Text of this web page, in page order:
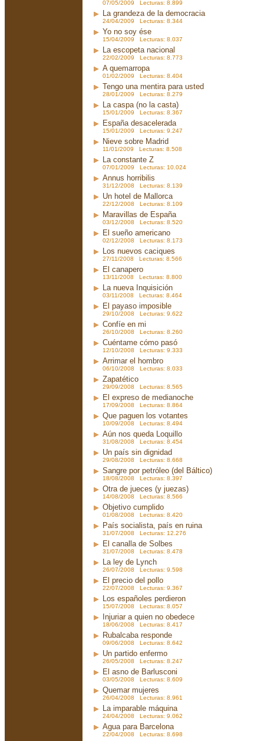
07/05/2009 Lecturas: 8.899
La grandeza de la democracia
24/04/2009 Lecturas: 8.344
Yo no soy ése
15/04/2009 Lecturas: 8.037
La escopeta nacional
22/02/2009 Lecturas: 8.773
A quemarropa
01/02/2009 Lecturas: 8.404
Tengo una mentira para usted
28/01/2009 Lecturas: 8.279
La caspa (no la casta)
15/01/2009 Lecturas: 8.367
España desacelerada
15/01/2009 Lecturas: 9.247
Nieve sobre Madrid
11/01/2009 Lecturas: 8.508
La constante Z
07/01/2009 Lecturas: 10.024
Annus horribilis
31/12/2008 Lecturas: 8.139
Un hotel de Mallorca
22/12/2008 Lecturas: 8.109
Maravillas de España
03/12/2008 Lecturas: 8.520
El sueño americano
02/12/2008 Lecturas: 8.173
Los nuevos caciques
27/11/2008 Lecturas: 8.566
El canapero
13/11/2008 Lecturas: 8.800
La nueva Inquisición
03/11/2008 Lecturas: 8.464
El payaso imposible
29/10/2008 Lecturas: 9.622
Confíe en mi
26/10/2008 Lecturas: 8.260
Cuéntame cómo pasó
12/10/2008 Lecturas: 9.333
Arrimar el hombro
06/10/2008 Lecturas: 8.033
Zapatético
29/09/2008 Lecturas: 8.565
El expreso de medianoche
17/09/2008 Lecturas: 8.864
Que paguen los votantes
10/09/2008 Lecturas: 8.494
Aún nos queda Loquillo
31/08/2008 Lecturas: 8.454
Un país sin dignidad
29/08/2008 Lecturas: 8.668
Sangre por petróleo (del Báltico)
18/08/2008 Lecturas: 8.397
Otra de jueces (y juezas)
14/08/2008 Lecturas: 8.566
Objetivo cumplido
01/08/2008 Lecturas: 8.420
País socialista, país en ruina
31/07/2008 Lecturas: 12.276
El canalla de Solbes
31/07/2008 Lecturas: 8.478
La ley de Lynch
26/07/2008 Lecturas: 9.598
El precio del pollo
22/07/2008 Lecturas: 9.367
Los españoles perdieron
15/07/2008 Lecturas: 8.057
Injuriar a quien no obedece
18/06/2008 Lecturas: 8.417
Rubalcaba responde
09/06/2008 Lecturas: 8.642
Un partido enfermo
26/05/2008 Lecturas: 8.247
El asno de Barlusconi
03/05/2008 Lecturas: 8.609
Quemar mujeres
26/04/2008 Lecturas: 8.961
La imparable máquina
24/04/2008 Lecturas: 9.062
Agua para Barcelona
22/04/2008 Lecturas: 8.698